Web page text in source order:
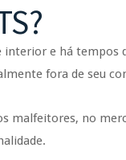
e há tempos
fora de seu
malfeitores, no